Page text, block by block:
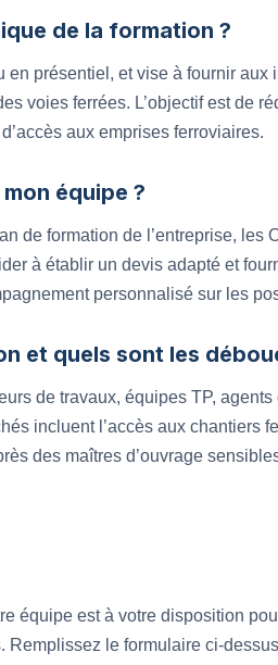
de la formation ?
présentiel, et vise à fournir
voies ferrées. L’objectif est de
aux emprises ferroviaires.
équipe ?
de formation de l’entreprise, les
à établir un devis adapté et
personnalisé sur les
et quels sont les
de travaux, équipes TP, agents
incluent l’accès aux chantiers
des maîtres d’ouvrage
équipe est à votre disposition
le formulaire ci-